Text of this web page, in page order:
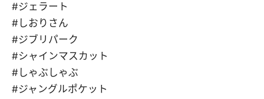
#ジェラート
#しおりさん
#ジブリパーク
#シャインマスカット
#しゃぶしゃぶ
#ジャングルポケット